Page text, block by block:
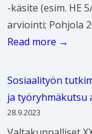
t
ä
i
n
k
ä
s
e
m
a
a
s
t
t
a
ä
s
e
n
a
e
l
u
-käsite (esim. HE
arviointi; Pohjola
S
o
s
i
t
Read more →
Sosiaalityön
ja työryhmäkutsu
28.9.2023